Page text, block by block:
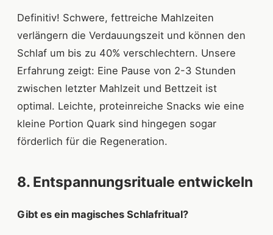
Definitiv! Schwere, fettreiche Mahlzeiten
verlängern die Verdauungszeit und können den
Schlaf um bis zu 40% verschlechtern. Unsere
Erfahrung zeigt: Eine Pause von 2-3 Stunden
zwischen letzter Mahlzeit und Bettzeit ist
optimal. Leichte, proteinreiche Snacks wie eine
kleine Portion Quark sind hingegen sogar
förderlich für die Regeneration.
8. Entspannungsrituale entwickeln
Gibt es ein magisches Schlafritual?